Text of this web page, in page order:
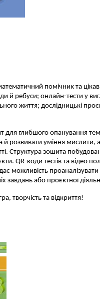
помічник та
й ребуси; онлайн-тести у
життя; дослідницькі
для глибшого опанування
розвивати уміння мислити,
Структура зошита
QR-коди тестів та відео
можливість
завдань або проєктної
творчість та відкриття!